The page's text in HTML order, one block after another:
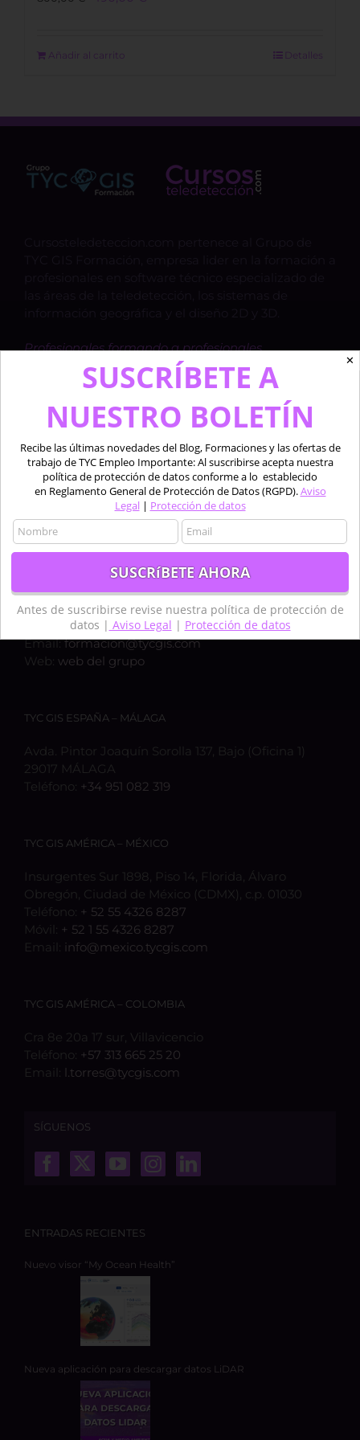
800,00 €.
Añadir al carrito Detalles
Profesionales formando a profesionales.
TYC GIS ESPAÑA – MADRID
Calle Bravo Murillo 50, 1ºC,
28003, MADRID
Teléfono:+34 910 325 482
+34 635 619 882
Email:formacion@tycgis.com
Web: web del grupo
TYC GIS ESPAÑA – MÁLAGA
Avda. Pintor Joaquín Sorolla 137, Bajo (Oficina 1)
29017 MÁLAGA
Teléfono: +34 951 082 319
TYC GIS AMÉRICA – MÉXICO
Insurgentes Sur 1898, Piso 14, Florida, Álvaro
Obregón, Ciudad de México (CDMX), c.p. 01030
Teléfono: + 52 55 4326 8287
Móvil: + 52 1 55 4326 8287
Email: info@mexico.tycgis.com
TYC GIS AMÉRICA – COLOMBIA
Cra 8e 20a 17 sur, Villavicencio
Teléfono: +57 313 665 25 20
Email: l.torres@tycgis.com
SÍGUENOS
ENTRADAS RECIENTES
Nuevo visor “My Ocean Health”
Nueva aplicación para descargar datos LiDAR
✕
SUSCRÍBETE A
NUESTRO BOLETÍN
Recibe las últimas novedades del Blog, Formaciones y las ofertas de
trabajo de TYC Empleo Importante: Al suscribirse acepta nuestra
política de protección de datos conforme a lo establecido
en Reglamento General de Protección de Datos (RGPD).Aviso
Legal| Protección de datos
Antes de suscribirse revise nuestra política de protección de
datos | Aviso Legal | Protección de datos